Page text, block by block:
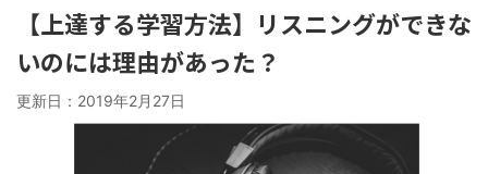
【上達する学習方法】リスニングができな
いのには理由があった？
更新日： 2019年2月27日